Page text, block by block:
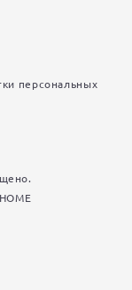
персональных